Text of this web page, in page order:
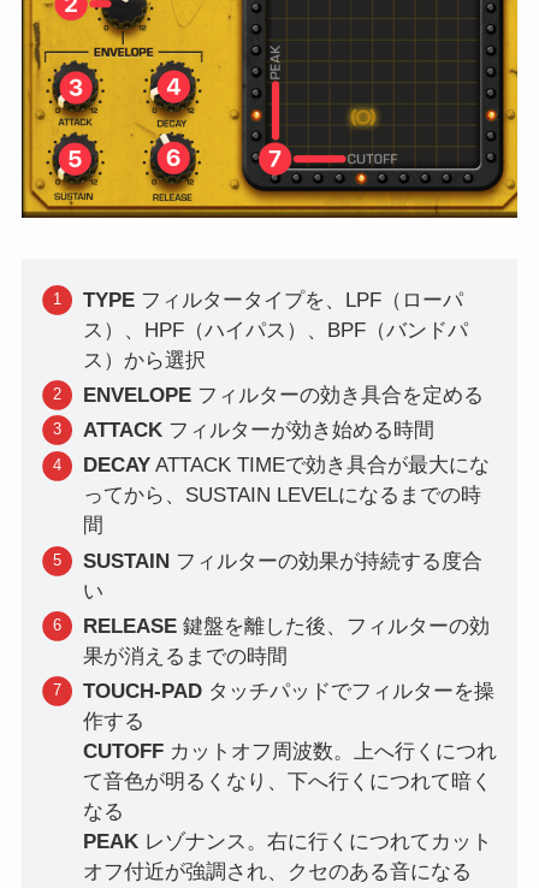
TYPEフィルタータイプを、LPF（ローパ
ス）、HPF（ハイパス）、BPF（バンドパ
ス）から選択
ENVELOPE フィルターの効き具合を定める
ATTACKフィルターが効き始める時間
DECAYATTACK TIMEで効き具合が最大にな
ってから、SUSTAIN LEVELになるまでの時
間
SUSTAINフィルターの効果が持続する度合
い
RELEASE鍵盤を離した後、フィルターの効
果が消えるまでの時間
TOUCH-PAD タッチパッドでフィルターを操
作する
CUTOFF カットオフ周波数。上へ行くにつれ
て音色が明るくなり、下へ行くにつれて暗く
なる
PEAKレゾナンス。右に行くにつれてカット
オフ付近が強調され、クセのある音になる